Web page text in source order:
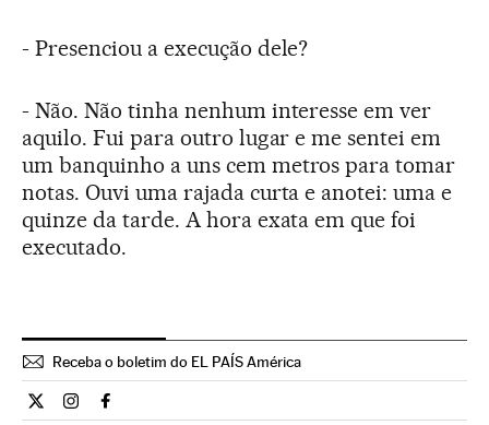
- Presenciou a execução dele?
- Não. Não tinha nenhum interesse em ver
aquilo. Fui para outro lugar e me sentei em
um banquinho a uns cem metros para tomar
notas. Ouvi uma rajada curta e anotei: uma e
quinze da tarde. A hora exata em que foi
executado.
Receba o boletim do EL PAÍS América
Internacional El País Brasil en Twitter
Internacional El País Brasil en Instagram
Internacional El País Brasil en Facebook